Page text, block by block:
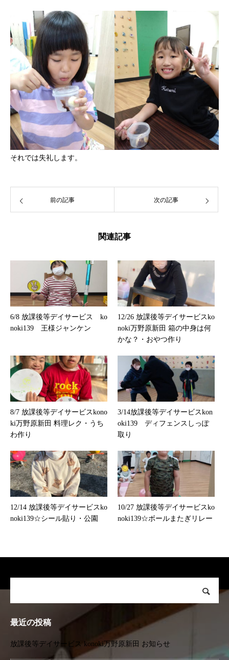
それでは失礼します。
前の記事 次の記事
関連記事
6/8 放課後等デイサービス ko
noki139 王様ジャンケン
12/26 放課後等デイサービスko
noki万野原新田 箱の中身は何
かな？・おやつ作り
8/7 放課後等デイサービスkono
ki万野原新田 料理レク・うち
わ作り
3/14放課後等デイサービスkon
oki139 ディフェンスしっぽ
取り
12/14 放課後等デイサービスko
noki139☆シール貼り・公園
10/27 放課後等デイサービスko
noki139☆ボールまたぎリレー
最近の投稿
放課後等デイサービス konoki万野原新田 お知らせ